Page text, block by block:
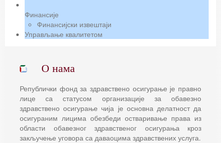
Финансије
Финансијски извештаји
Управљање квалитетом
О нама
Републички фонд за здравствено осигурање је правно
лице са статусом организације за обавезно
здравствено осигурање чија је основна делатност да
осигураним лицима обезбеди остваривање права из
области обавезног здравственог осигурања кроз
закључење уговора са даваоцима здравствених услуга.